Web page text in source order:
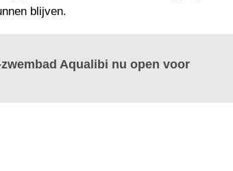
blijven.
Aqualibi nu open voor